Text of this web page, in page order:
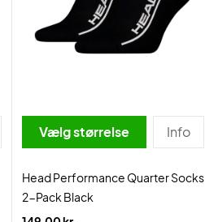
Vælg størrelse Info
Head Performance Quarter Socks
2-Pack Black